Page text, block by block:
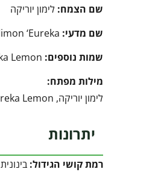
שם הצמח: לימון יוריקה
שם מדעי:
שמות נוספים:
מילות מפתח:
לימון יוריקה, Eureka Lemon, עץ לימון, עץ הדר, לימון לגינה, פירות הדר, גידול לימון, עץ הדר בעציץ, עצי פרי, לימון עסיסי
יתרונות
רמת קושי הגידול: בינונית